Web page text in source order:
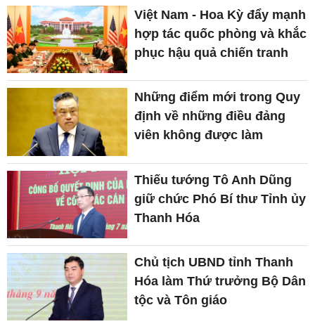
Việt Nam - Hoa Kỳ đẩy mạnh
hợp tác quốc phòng và khắc
phục hậu quả chiến tranh
Những điểm mới trong Quy
định về những điều đảng
viên không được làm
Thiếu tướng Tô Anh Dũng
giữ chức Phó Bí thư Tỉnh ủy
Thanh Hóa
Chủ tịch UBND tỉnh Thanh
Hóa làm Thứ trưởng Bộ Dân
tộc và Tôn giáo